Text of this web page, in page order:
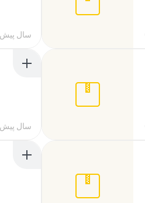
15 سال پیش
12 سال پیش